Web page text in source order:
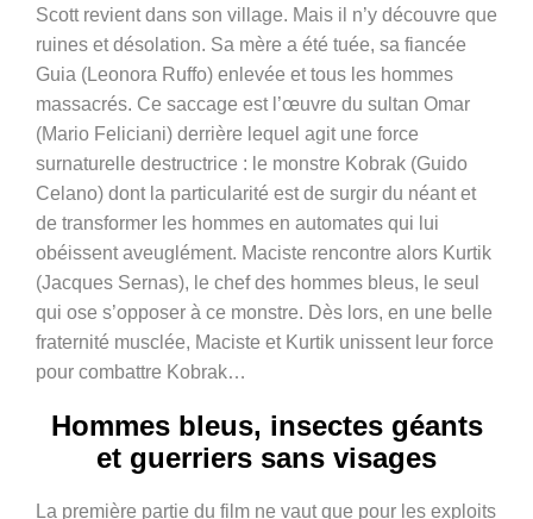
Scott revient dans son village. Mais il n’y découvre que
ruines et désolation. Sa mère a été tuée, sa fiancée
Guia (Leonora Ruffo) enlevée et tous les hommes
massacrés. Ce saccage est l’œuvre du sultan Omar
(Mario Feliciani) derrière lequel agit une force
surnaturelle destructrice : le monstre Kobrak (Guido
Celano) dont la particularité est de surgir du néant et
de transformer les hommes en automates qui lui
obéissent aveuglément. Maciste rencontre alors Kurtik
(Jacques Sernas), le chef des hommes bleus, le seul
qui ose s’opposer à ce monstre. Dès lors, en une belle
fraternité musclée, Maciste et Kurtik unissent leur force
pour combattre Kobrak…
Hommes bleus, insectes géants
et guerriers sans visages
La première partie du film ne vaut que pour les exploits